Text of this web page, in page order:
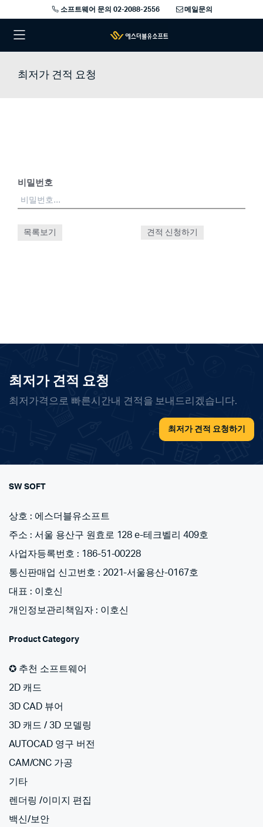
소프트웨어 문의 02-2088-2556 메일문의
최저가 견적 요청
비밀번호
목록보기
최저가 견적 요청
최저가격으로 빠른시간내 견적을 보내드리겠습니다.
최저가 견적 요청하기
SW SOFT
상호 : 에스더블유소프트
주소 : 서울 용산구 원효로 128 e-테크벨리 409호
사업자등록번호 : 186-51-00228
통신판매업 신고번호 : 2021-서울용산-0167호
대표 : 이호신
개인정보관리책임자 : 이호신
Product Category
✪ 추천 소프트웨어
2D 캐드
3D CAD 뷰어
3D 캐드 / 3D 모델링
AUTOCAD 영구 버전
CAM/CNC 가공
기타
렌더링 /이미지 편집
백신/보안